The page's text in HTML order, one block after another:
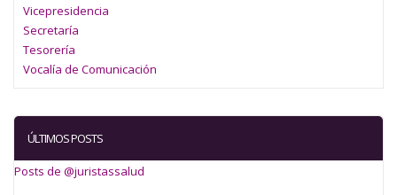
Vicepresidencia
Secretaría
Tesorería
Vocalía de Comunicación
ÚLTIMOS POSTS
Posts de @juristassalud